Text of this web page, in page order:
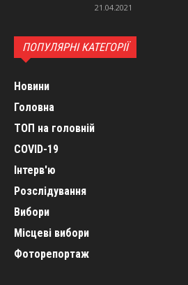
21.04.2021
ПОПУЛЯРНІ КАТЕГОРІЇ
Новини
Головна
ТОП на головній
COVID-19
Інтерв'ю
Розслідування
Вибори
Місцеві вибори
Фоторепортаж